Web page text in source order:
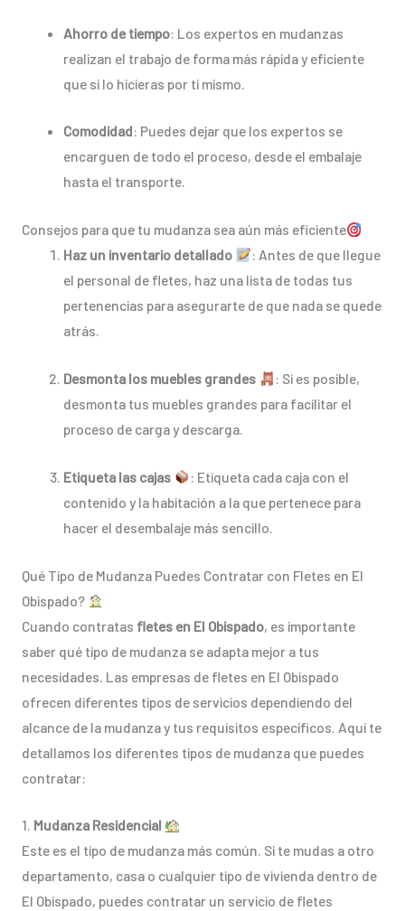
Ahorro de tiempo: Los expertos en mudanzas
realizan el trabajo de forma más rápida y eficiente
que si lo hicieras por ti mismo.
Comodidad: Puedes dejar que los expertos se
encarguen de todo el proceso, desde el embalaje
hasta el transporte.
Consejos para que tu mudanza sea aún más eficiente
Haz un inventario detallado
: Antes de que llegue
el personal de fletes, haz una lista de todas tus
pertenencias para asegurarte de que nada se quede
atrás.
Desmonta los muebles grandes
: Si es posible,
desmonta tus muebles grandes para facilitar el
proceso de carga y descarga.
Etiqueta las cajas
: Etiqueta cada caja con el
contenido y la habitación a la que pertenece para
hacer el desembalaje más sencillo.
Qué Tipo de Mudanza Puedes Contratar con Fletes en El
Obispado?
Cuando contratas fletes en El Obispado, es importante
saber qué tipo de mudanza se adapta mejor a tus
necesidades. Las empresas de fletes en El Obispado
ofrecen diferentes tipos de servicios dependiendo del
alcance de la mudanza y tus requisitos específicos. Aquí te
detallamos los diferentes tipos de mudanza que puedes
contratar:
1. Mudanza Residencial
Este es el tipo de mudanza más común. Si te mudas a otro
departamento, casa o cualquier tipo de vivienda dentro de
El Obispado, puedes contratar un servicio de fletes